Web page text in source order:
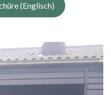
(Englisch)